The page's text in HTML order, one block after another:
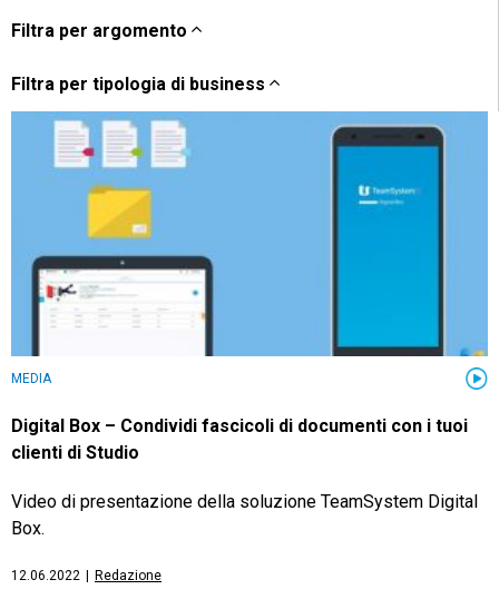
CRM
Email Marketing
Fatturazione
HR
Trust Services
Filtra per argomento
Filtra per tipologia di business
MEDIA
Digital Box – Condividi fascicoli di documenti con i tuoi
clienti di Studio
Video di presentazione della soluzione TeamSystem Digital
Box.
12.06.2022 | Redazione